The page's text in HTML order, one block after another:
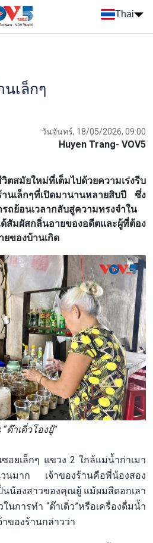
Thai
นเล็กๆ
วันจันทร์, 18/05/2026, 09:00
Huyen Trang- VOV5
สมัยใหม่ที่เต็มไปด้วยความเร่งรีบ
นเล็กๆที่เปิดมานานหลายสิบปี ซึ่ง
ถย้อนเวลากลับสู่ความทรงจำใน
มผัสกลิ่นอายของอดีตและผู้ที่ต้อง
ของบ้านเกิด
ด๊าเดิ่วโองยู้”
ซอยเล็กๆ แขวง 2 ใกล้แม่น้ำก่าเมา
นมาก เจ้าของร้านคือพี่น้องสอง
นน้องสาวของคุณยู้ แม้ผมสีดอกเลา
นการทำ “ด๊าเดิ่ว”หรือเครื่องดื่มน้ำ
าของร้านกล่าวว่า